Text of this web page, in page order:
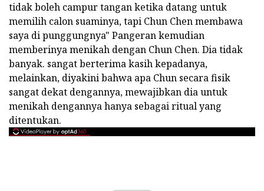
tidak boleh campur tangan ketika datang untuk
memilih calon suaminya, tapi Chun Chen membawa
saya di punggungnya" Pangeran kemudian
memberinya menikah dengan Chun Chen. Dia tidak
banyak. sangat berterima kasih kepadanya,
melainkan, diyakini bahwa apa Chun secara fisik
sangat dekat dengannya, mewajibkan dia untuk
menikah dengannya hanya sebagai ritual yang
ditentukan.